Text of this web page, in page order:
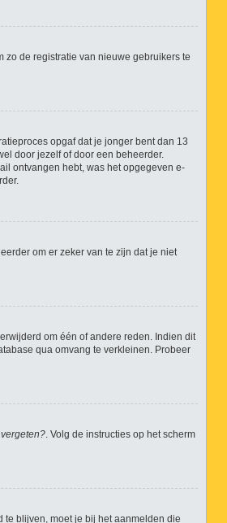
zo de registratie van nieuwe gebruikers te
opgaf dat je jonger bent dan 13
door jezelf of door een beheerder.
ontvangen hebt, was het opgegeven e-
om er zeker van te zijn dat je niet
om één of andere reden. Indien dit
qua omvang te verkleinen. Probeer
. Volg de instructies op het scherm
blijven, moet je bij het aanmelden die